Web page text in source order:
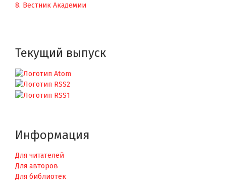
8. Вестник Академии
Текущий выпуск
Информация
Для читателей
Для авторов
Для библиотек